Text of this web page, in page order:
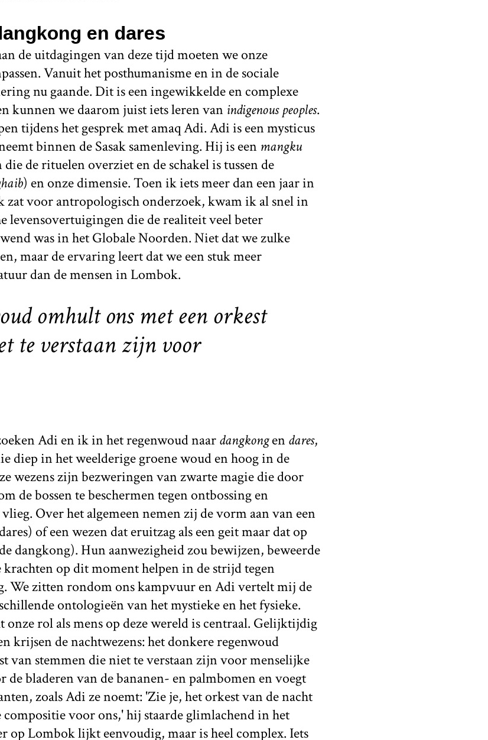
en dares
de uitdagingen van deze tijd moeten we onze
Vanuit het posthumanisme en in de sociale
nu gaande. Dit is een ingewikkelde en complexe
kunnen we daarom juist iets leren van indigenous peoples.
tijdens het gesprek met amaq Adi. Adi is een mysticus
binnen de Sasak samenleving. Hij is een mangku
de rituelen overziet en de schakel is tussen de
) en onze dimensie. Toen ik iets meer dan een jaar in
zat voor antropologisch onderzoek, kwam ik al snel in
levensovertuigingen die de realiteit veel beter
was in het Globale Noorden. Niet dat we zulke
maar de ervaring leert dat we een stuk meer
dan de mensen in Lombok.
omhult ons met een orkest
te verstaan zijn voor
Adi en ik in het regenwoud naardangkongendares,
diep in het weelderige groene woud en hoog in de
wezens zijn bezweringen van zwarte magie die door
de bossen te beschermen tegen ontbossing en
Over het algemeen nemen zij de vorm aan van een
of een wezen dat eruitzag als een geit maar dat op
dangkong). Hun aanwezigheid zou bewijzen, beweerde
krachten op dit moment helpen in de strijd tegen
We zitten rondom ons kampvuur en Adi vertelt mij de
ontologieën van het mystieke en het fysieke.
onze rol als mens op deze wereld is centraal. Gelijktijdig
krijsen de nachtwezens: het donkere regenwoud
van stemmen die niet te verstaan zijn voor menselijke
bladeren van de bananen- en palmbomen en voegt
zoals Adi ze noemt: 'Zie je, het orkest van de nacht
compositie voor ons,' hij staarde glimlachend in het
op Lombok lijkt eenvoudig, maar is heel complex. Iets